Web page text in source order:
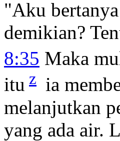
"Aku
demikian?
8:35 Maka
itu z ia
melanjutkan
yang ada air.